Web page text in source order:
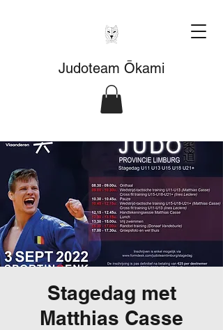
Judoteam Ōkami
Stagedag met
Matthias Casse